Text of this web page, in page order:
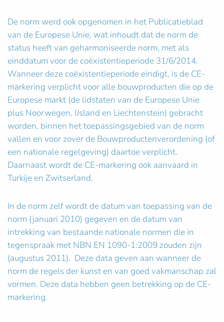
De norm werd ook opgenomen in het Publicatieblad
van de Europese Unie, wat inhoudt dat de norm de
status heeft van geharmoniseerde norm, met als
einddatum voor de coëxistentieperiode 31/6/2014.
Wanneer deze coëxistentieperiode eindigt, is de CE-
markering verplicht voor alle bouwproducten die op de
Europese markt (de lidstaten van de Europese Unie
plus Noorwegen, IJsland en Liechtenstein) gebracht
worden, binnen het toepassingsgebied van de norm
vallen en voor zover de Bouwproductenverordening (of
een nationale regelgeving) daartoe verplicht.
Daarnaast wordt de CE-markering ook aanvaard in
Turkije en Zwitserland.
In de norm zelf wordt de datum van toepassing van de
norm (januari 2010) gegeven en de datum van
intrekking van bestaande nationale normen die in
tegenspraak met NBN EN 1090-1:2009 zouden zijn
(augustus 2011). Deze data geven aan wanneer de
norm de regels der kunst en van goed vakmanschap zal
vormen. Deze data hebben geen betrekking op de CE-
markering.